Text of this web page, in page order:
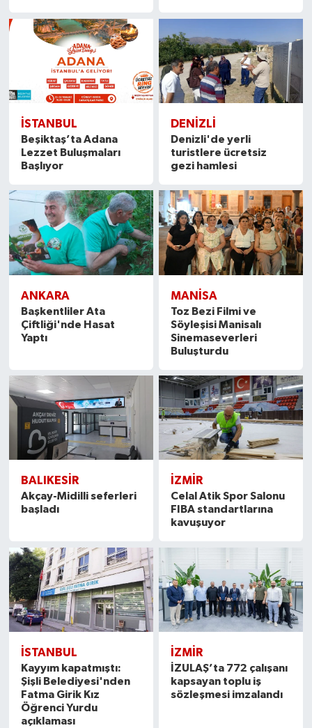
İSTANBUL
Beşiktaş’ta Adana
Lezzet Buluşmaları
Başlıyor
DENIZLI
Denizli'de yerli
turistlere ücretsiz
gezi hamlesi
ANKARA
Başkentliler Ata
Çiftliği'nde Hasat
Yaptı
MANISA
Toz Bezi Filmi ve
Söyleşisi Manisalı
Sinemaseverleri
Buluşturdu
BALIKESIR
Akçay-Midilli seferleri
başladı
İZMIR
Celal Atik Spor Salonu
FIBA standartlarına
kavuşuyor
İSTANBUL
Kayyım kapatmıştı:
Şişli Belediyesi'nden
Fatma Girik Kız
Öğrenci Yurdu
açıklaması
İZMIR
İZULAŞ’ta 772 çalışanı
kapsayan toplu iş
sözleşmesi imzalandı